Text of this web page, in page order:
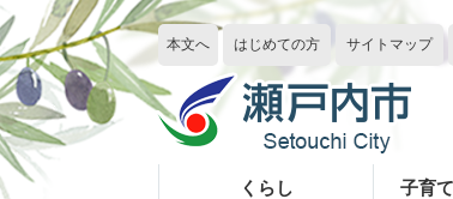
ペ
ー
ジ
の
先
頭
で
メ
ニ
ュ
ー
を
飛
ば
本文へ はじめての方 サイトマップ
くらし 子育